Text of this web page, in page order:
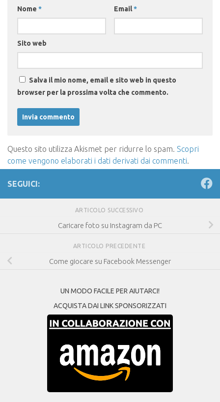
Nome * Email*
Sito web
Salva il mio nome, email e sito web in questo
browser per la prossima volta che commento.
Questo sito utilizza Akismet per ridurre lo spam. Scopri
come vengono elaborati i dati derivati dai commenti.
SEGUICI:
ARTICOLO SUCCESSIVO
Caricare foto su Instagram da PC
ARTICOLO PRECEDENTE
Come giocare su Facebook Messenger
UN MODO FACILE PER AIUTARCI!
ACQUISTA DAI LINK SPONSORIZZATI